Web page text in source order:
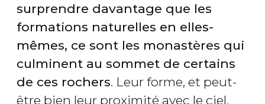
surprendre davantage que les
formations naturelles en elles-
mêmes, ce sont les monastères qui
culminent au sommet de certains
de ces rochers. Leur forme, et peut-
être bien leur proximité avec le ciel,